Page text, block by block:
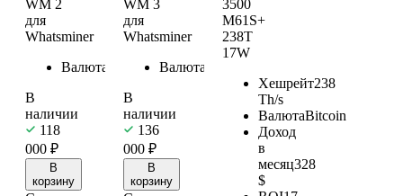
WM 2
для
Whatsminer
Валюта
Bitcoin
В
наличии
118
000 ₽
В
корзину
WM 3
для
Whatsminer
Валюта
В
наличии
136
000₽
В
корзину
3500
M61S+
238T
17W
Хешрейт238
Th/s
ВалютаBitcoin
Доход
в
месяц328
$